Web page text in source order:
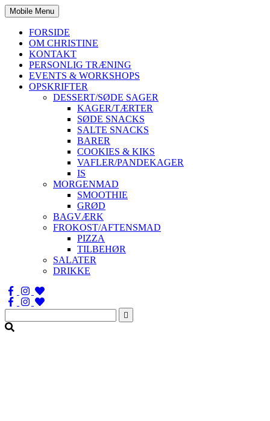
Mobile Menu
FORSIDE
OM CHRISTINE
KONTAKT
PERSONLIG TRÆNING
EVENTS & WORKSHOPS
OPSKRIFTER
DESSERT/SØDE SAGER
KAGER/TÆRTER
SØDE SNACKS
SALTE SNACKS
BARER
COOKIES & KIKS
VAFLER/PANDEKAGER
IS
MORGENMAD
SMOOTHIE
GRØD
BAGVÆRK
FROKOST/AFTENSMAD
PIZZA
TILBEHØR
SALATER
DRIKKE
Søg
efter: